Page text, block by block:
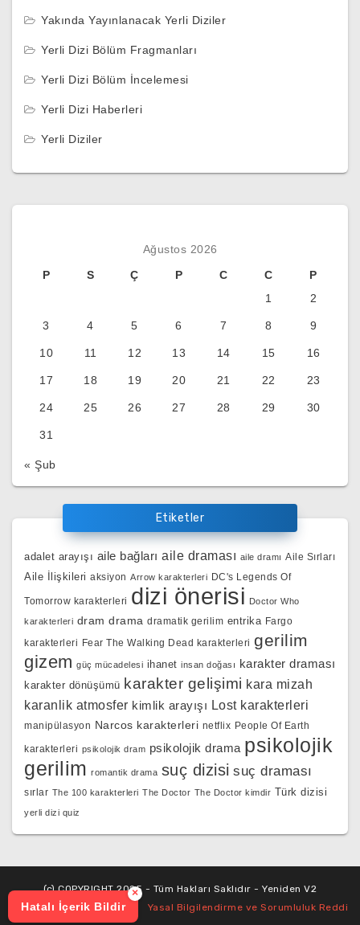
Yakında Yayınlanacak Yerli Diziler
Yerli Dizi Bölüm Fragmanları
Yerli Dizi Bölüm İncelemesi
Yerli Dizi Haberleri
Yerli Diziler
Ağustos 2026
P
S Ç P C C
P
1
2
3 4 5 6 7 8 9
10 11 12 13 14 15 16
17 18 19 20 21 22 23
24 25 26 27 28 29 30
31
« Şub
Etiketler
adalet arayışı aile bağları aile draması aile dramı Aile Sırları
Aile İlişkileri aksiyon Arrow karakterleri DC's Legends Of
Tomorrow karakterleri dizi önerisi Doctor Who
karakterleri dram drama dramatik gerilim entrika Fargo
karakterleri Fear The Walking Dead karakterleri gerilim
gizem güç mücadelesi ihanet insan doğası karakter draması
karakter dönüşümü karakter gelişimi kara mizah
karanlik atmosfer kimlik arayışı Lost karakterleri
manipülasyon Narcos karakterleri netflix People Of Earth
karakterleri psikolojik dram psikolojik drama psikolojik
gerilim romantik drama suç dizisi suç draması
sırlar The 100 karakterleri The Doctor The Doctor kimdir Türk dizisi
yerli dizi quiz
(c) COPYRIGHT 2025 - Tüm Hakları Saklıdır - Yeniden V2
Yasal Bilgilendirme ve Sorumluluk Reddi
Hatalı İçerik Bildir
×